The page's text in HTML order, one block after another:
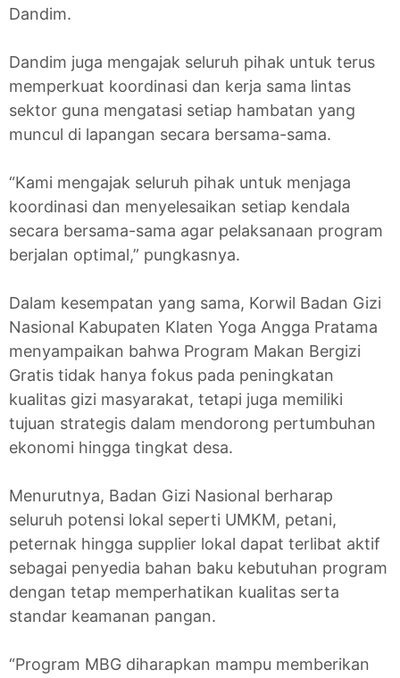
Dandim.
Dandim juga mengajak seluruh pihak untuk terus
memperkuat koordinasi dan kerja sama lintas
sektor guna mengatasi setiap hambatan yang
muncul di lapangan secara bersama-sama.
“Kami mengajak seluruh pihak untuk menjaga
koordinasi dan menyelesaikan setiap kendala
secara bersama-sama agar pelaksanaan program
berjalan optimal,” pungkasnya.
Dalam kesempatan yang sama, Korwil Badan Gizi
Nasional Kabupaten Klaten Yoga Angga Pratama
menyampaikan bahwa Program Makan Bergizi
Gratis tidak hanya fokus pada peningkatan
kualitas gizi masyarakat, tetapi juga memiliki
tujuan strategis dalam mendorong pertumbuhan
ekonomi hingga tingkat desa.
Menurutnya, Badan Gizi Nasional berharap
seluruh potensi lokal seperti UMKM, petani,
peternak hingga supplier lokal dapat terlibat aktif
sebagai penyedia bahan baku kebutuhan program
dengan tetap memperhatikan kualitas serta
standar keamanan pangan.
“Program MBG diharapkan mampu memberikan